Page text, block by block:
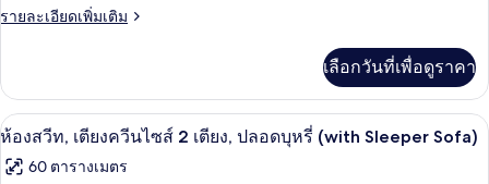
ปลอด
สวีท,
คิง
ไซส์
1
เตียง
รายละเอียดเพิ่มเติม
ราย
เกี่ยว
กับ
ห้อง
ท,
เลือกวันที่เพื่อดูราคา
เปิด
ภาพถ่าย
1 ห้องนอน, ตู้นิรภัยในห้องพัก, โต๊ะทำง
5
ห้องสวีท, เตียงควีนไซส์ 2 เตียง, ปลอดบุหรี่ (with Sleeper Sofa)
60 ตารางเมตร